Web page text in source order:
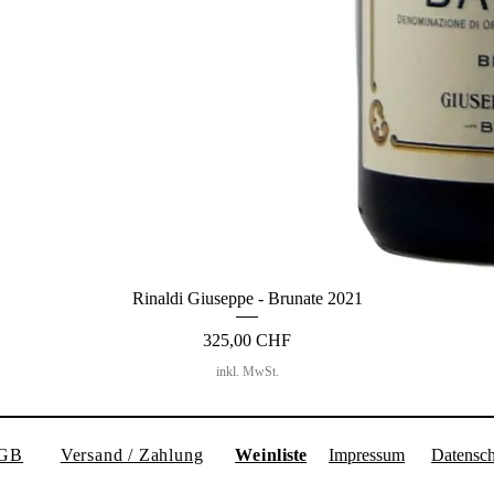
Rinaldi Giuseppe - Brunate 2021
Preis
325,00 CHF
inkl. MwSt.
Versand / Zahlung Weinliste Impressum